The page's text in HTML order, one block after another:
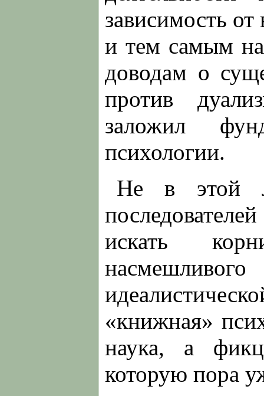
зависимость
и тем самым
доводам о
против
заложил
психологии.
Не в этой
искать
«книжная»
наука, а
которую пора